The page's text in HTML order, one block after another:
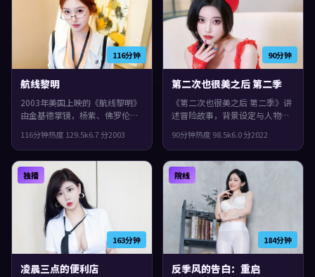
116分钟
航线黎明
2003年美国上映的《航线黎明》
由金基德掌镜，杨紫、佛罗伦斯
犯罪，配乐与声场强化了不安与
孤独感，观感紧凑，值得推荐。
116分钟热度 129.5k6.7分2003
90分钟
第二次也很美之后 第二季
《第二次也很美之后 第二季》讲
述冒险故事，背景设定与人物关
2022年上映，徐克执导，佛罗伦
斯·珀、周冬雨、李秉宪领衔。
结局留白，给观众回味与讨论空
间，观感紧凑，值得推荐。
90分钟热度 98.5k6.0分2022
163分钟
独播
凌晨三点的便利店
184分钟
院线
反季风的告白：重启